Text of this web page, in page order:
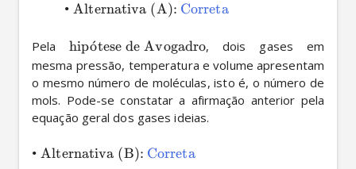
• Alternativa (A): Correta
Pela hipo
ˊtese de Avogadro, dois gases em
mesma pressão, temperatura e volume apresentam
o mesmo número de moléculas, isto é, o número de
mols. Pode-se constatar a afirmação anterior pela
equação geral dos gases ideias.
• Alternativa (B): Correta